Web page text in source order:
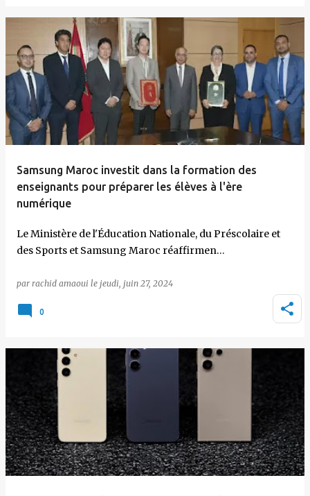
Samsung Maroc investit dans la formation des
enseignants pour préparer les élèves à l'ère
numérique
Le Ministère de l'Éducation Nationale, du Préscolaire et
des Sports et Samsung Maroc réaffirmen…
par rachid amaoui le jeudi, juin 27, 2024
0